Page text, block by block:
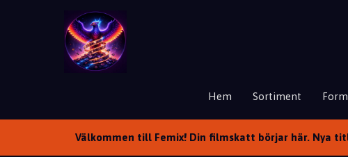
Hem Sortiment
Välkommen till Femix! Din filmskatt börjar här. Nya